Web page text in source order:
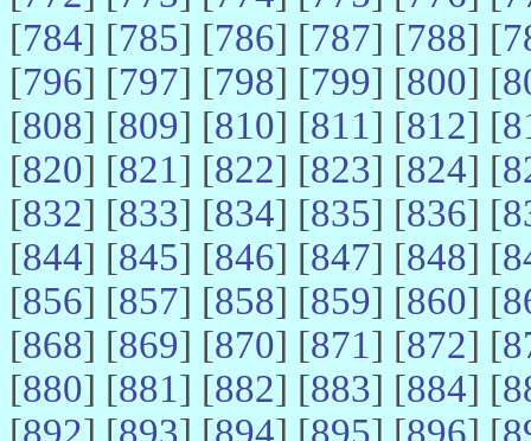
[784] [785] [786] [787] [788] [
[796] [797] [798] [799] [800] [
[808] [809] [810] [811] [812] [
[820] [821] [822] [823] [824] [
[832] [833] [834] [835] [836] [
[844] [845] [846] [847] [848] [
[856] [857] [858] [859] [860] [
[868] [869] [870] [871] [872] [
[880] [881] [882] [883] [884] [